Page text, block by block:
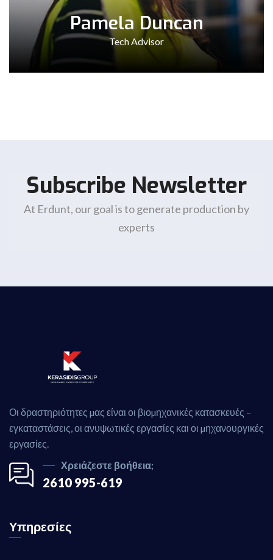
Pamela Duncan
Tech Advisor
Subscribe Newsletter
At Erdunt, our goal is to generate production by
experts
Οι δραστηριότητες µας είναι οι βιοµηχανικές κατασκευές –
εγκαταστάσεις, οι ανυψωτικές εργασίες και οι µηχανουργικές
εργασίες.
Χρειάζεστε βοήθεια;
2610 995-619
Υπηρεσίες